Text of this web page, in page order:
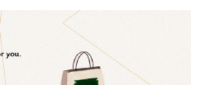
ー
ープンハート
トワレ)